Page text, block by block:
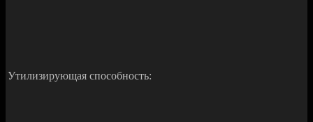
Утилизирующая способность: